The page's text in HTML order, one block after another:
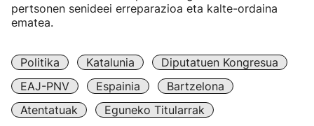
pertsonen senideei erreparazioa eta kalte-ordaina
ematea.
Politika Katalunia
Diputatuen Kongresua
EAJ-PNV
Espainia
Bartzelona
Atentatuak
Eguneko Titularrak